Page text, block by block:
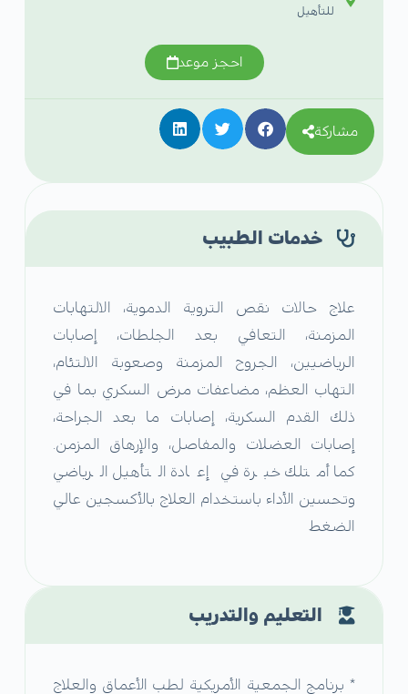
للتأهيل
احجز موعد
مشاركة
خدمات الطبيب
علاج حالات نقص التروية الدموية، الالتهابات
المزمنة، التعافي بعد الجلطات، إصابات
الرياضيين، الجروح المزمنة وصعوبة الالتئام،
التهاب العظم، مضاعفات مرض السكري بما في
ذلك القدم السكرية، إصابات ما بعد الجراحة،
إصابات العضلات والمفاصل، والإرهاق المزمن.
كما أمتلك خبرة في إعادة التأهيل الرياضي
وتحسين الأداء باستخدام العلاج بالأكسجين عالي
الضغط
التعليم والتدريب
* برنامج الجمعية الأمريكية لطب الأعماق والعلاج